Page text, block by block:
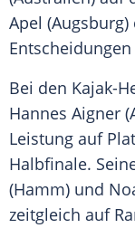
Apel
Bei den Kajak-
Hannes Aigner
Leistung auf
Halbfinale.
(Hamm) und
zeitgleich auf